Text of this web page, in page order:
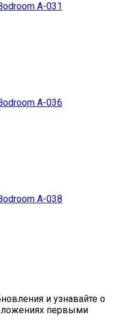
A-031
A-036
A-038
и узнавайте о
первыми